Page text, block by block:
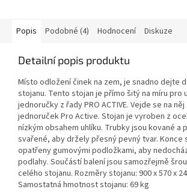
Popis Podobné (4) Hodnocení Diskuze
Detailní popis produktu
Místo odložení činek na zem, je snadno dejte
stojanu. Tento stojan je přímo šitý na míru pro
jednoručky z řady PRO ACTIVE. Vejde se na
jednoruček Pro Active. Stojan je vyroben z
nízkým obsahem uhlíku. Trubky jsou kované a
svařené, aby držely přesný pevný tvar. Konce
opatřeny gumovými podložkami, aby
podlahy. Součástí balení jsou samozřejmě
celého stojanu. Rozměry stojanu: 900 x 570 x
Samostatná hmotnost stojanu: 69 kg